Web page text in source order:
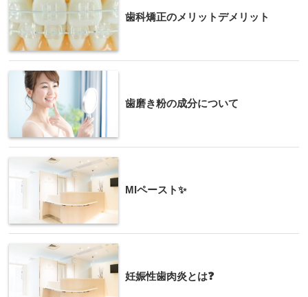
歯科矯正のメリットデメリット
歯磨き粉の成分について
MIペースト✨
妊娠性歯肉炎とは❓